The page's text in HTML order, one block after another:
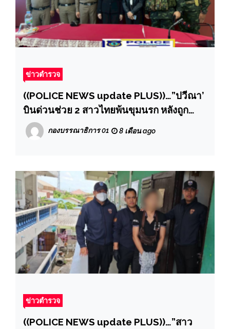
ข่าวตำรวจ
((POLICE NEWS update PLUS))…”ปวีณา’
บินด่วนช่วย 2 สาวไทยพ้นขุมนรก หลังถูก
หลอกค้าประเวณี-ซ้อมปางตาย
กองบรรณาธิการ 01 8 เดือน ago
ข่าวตำรวจ
((POLICE NEWS update PLUS))…”สาว